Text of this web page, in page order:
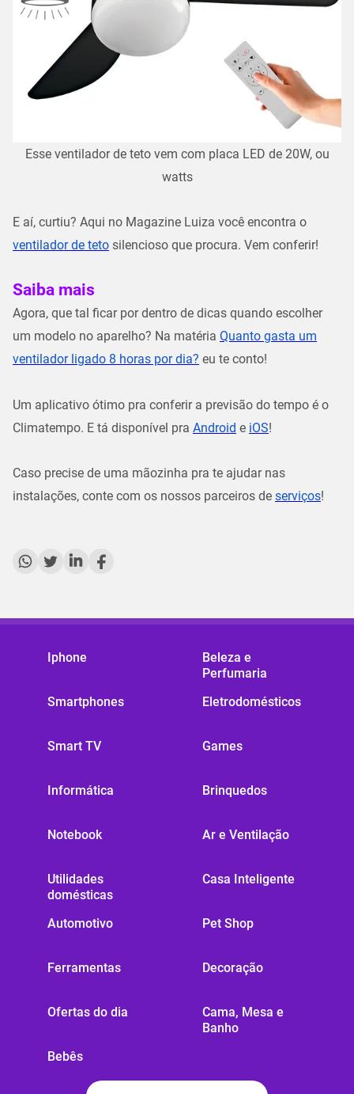
Esse ventilador de teto vem com placa LED de 20W, ou
watts
E aí, curtiu? Aqui no Magazine Luiza você encontra o
ventilador de teto silencioso que procura. Vem conferir!
Saiba mais
Agora, que tal ficar por dentro de dicas quando escolher
um modelo no aparelho? Na matéria Quanto gasta um
ventilador ligado 8 horas por dia? eu te conto!
Um aplicativo ótimo pra conferir a previsão do tempo é o
Climatempo. E tá disponível pra Android e iOS!
Caso precise de uma mãozinha pra te ajudar nas
instalações, conte com os nossos parceiros de serviços!
Iphone
Smartphones
Smart TV
Informática
Notebook
Utilidades
domésticas
Automotivo
Ferramentas
Ofertas do dia
Bebês
Beleza e
Perfumaria
Eletrodomésticos
Games
Brinquedos
Ar e Ventilação
Casa Inteligente
Pet Shop
Decoração
Cama, Mesa e
Banho